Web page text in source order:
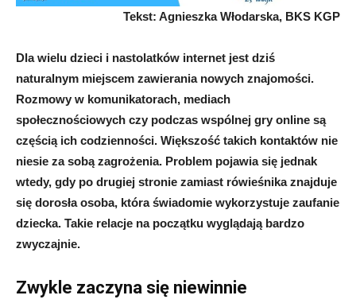
Tekst: Agnieszka Włodarska, BKS KGP
Dla wielu dzieci i nastolatków internet jest dziś
naturalnym miejscem zawierania nowych znajomości.
Rozmowy w komunikatorach, mediach
społecznościowych czy podczas wspólnej gry online są
częścią ich codzienności. Większość takich kontaktów nie
niesie za sobą zagrożenia. Problem pojawia się jednak
wtedy, gdy po drugiej stronie zamiast rówieśnika znajduje
się dorosła osoba, która świadomie wykorzystuje zaufanie
dziecka. Takie relacje na początku wyglądają bardzo
zwyczajnie.
Zwykle zaczyna się niewinnie